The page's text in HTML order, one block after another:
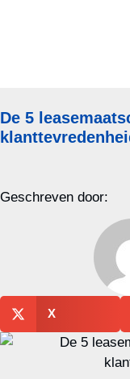
De 5
Geschreven door:
X